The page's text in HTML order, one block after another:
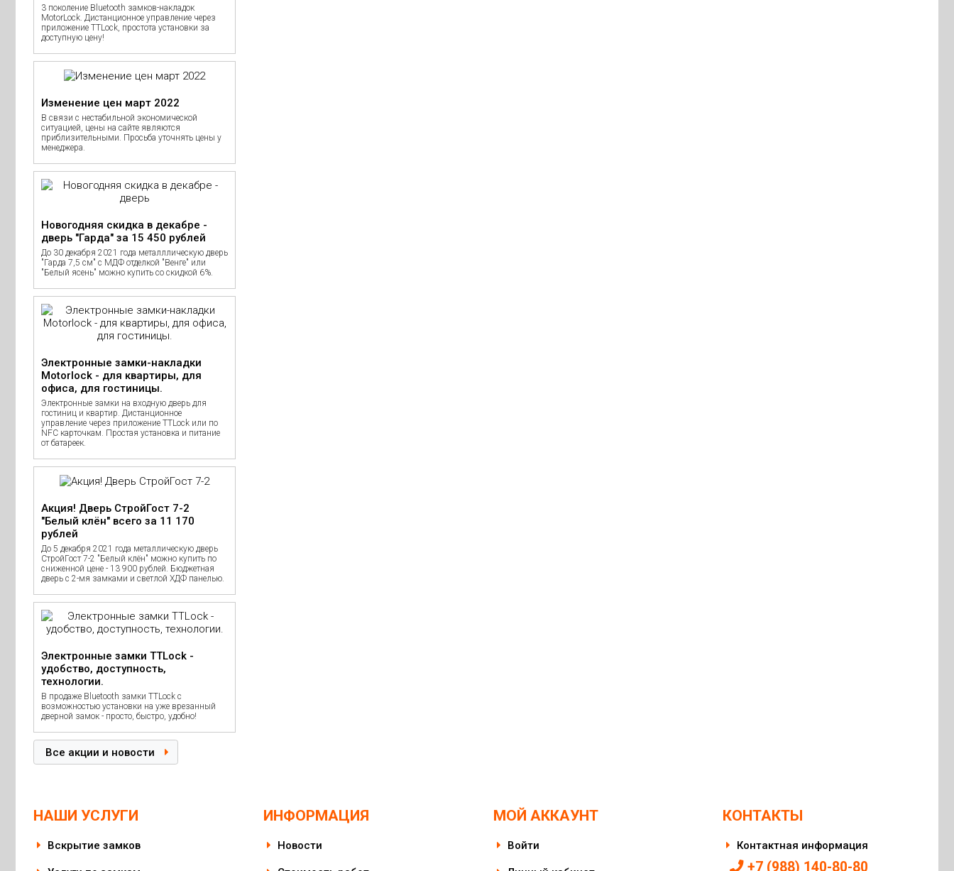
3 поколение Bluetooth замков-накладок
MotorLock. Дистанционное управление через
приложение TTLock, простота установки за
доступную цену!
Изменение цен март 2022
В связи с нестабильной экономической
ситуацией, цены на сайте являются
приблизительными. Просьба уточнять цены у
менеджера.
Новогодняя скидка в декабре -
дверь "Гарда" за 15 450 рублей
До 30 декабря 2021 года металллическую дверь
"Гарда 7,5 см" с МДФ отделкой "Венге" или
"Белый ясень" можно купить со скидкой 6%.
Электронные замки-накладки
Motorlock - для квартиры, для
офиса, для гостиницы.
Электронные замки на входную дверь для
гостиниц и квартир. Дистанционное
управление через приложение TTLock или по
NFC карточкам. Простая установка и питание
от батареек.
Акция! Дверь СтройГост 7-2
"Белый клён" всего за 11 170
рублей
До 5 декабря 2021 года металлическую дверь
СтройГост 7-2 "Белый клён" можно купить по
сниженной цене - 13 900 рублей. Бюджетная
дверь с 2-мя замками и светлой ХДФ панелью.
Электронные замки TTLock -
удобство, доступность,
технологии.
В продаже Bluetooth замки TTLock с
возможностью установки на уже врезанный
дверной замок - просто, быстро, удобно!
Все акции и новости
НАШИ УСЛУГИ
Вскрытие замков
ИНФОРМАЦИЯ
Новости
МОЙ АККАУНТ
Войти
КОНТАКТЫ
Контактная информация
+7 (988) 140-80-80